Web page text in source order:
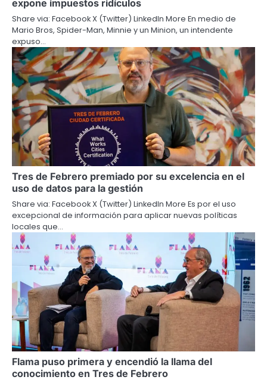
expone impuestos ridículos
Share via: Facebook X (Twitter) LinkedIn More En medio de
Mario Bros, Spider-Man, Minnie y un Minion, un intendente
expuso…
Tres de Febrero premiado por su excelencia en el
uso de datos para la gestión
Share via: Facebook X (Twitter) LinkedIn More Es por el uso
excepcional de información para aplicar nuevas políticas
locales que…
Flama puso primera y encendió la llama del
conocimiento en Tres de Febrero